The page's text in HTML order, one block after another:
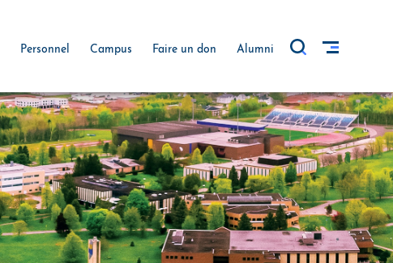
Personnel Campus Faire un don Alumni